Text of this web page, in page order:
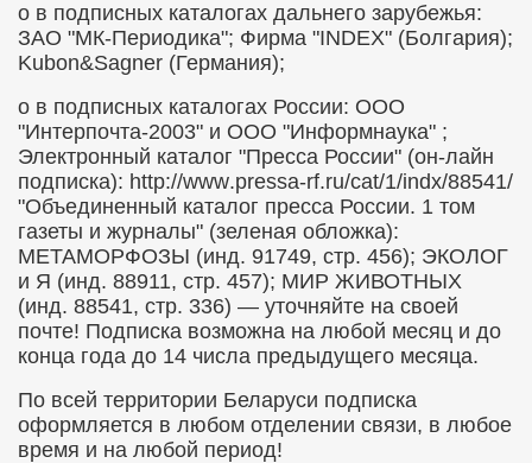
о в подписных каталогах дальнего зарубежья:
ЗАО "МК-Периодика"; Фирма "INDEX" (Болгария);
Kubon&Sagner (Германия);
о в подписных каталогах России: ООО
"Интерпочта-2003" и ООО "Информнаука" ;
Электронный каталог "Пресса России" (он-лайн
подписка): http://www.pressa-rf.ru/cat/1/indx/88541/
"Объединенный каталог пресса России. 1 том
газеты и журналы" (зеленая обложка):
МЕТАМОРФОЗЫ (инд. 91749, стр. 456); ЭКОЛОГ
и Я (инд. 88911, стр. 457); МИР ЖИВОТНЫХ
(инд. 88541, стр. 336) — уточняйте на своей
почте! Подписка возможна на любой месяц и до
конца года до 14 числа предыдущего месяца.
По всей территории Беларуси подписка
оформляется в любом отделении связи, в любое
время и на любой период!